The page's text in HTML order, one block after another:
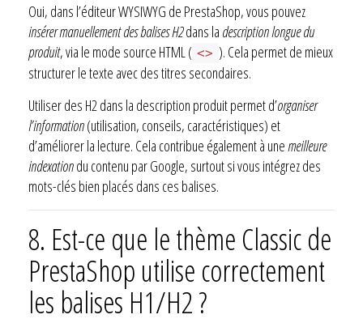
Oui, dans l’éditeur WYSIWYG de PrestaShop, vous pouvez
insérer manuellement des balises H2dans la description longue du
produit, via le mode source HTML ( <> ). Cela permet de mieux
structurer le texte avec des titres secondaires.
Utiliser des H2 dans la description produit permet d’organiser
l’information(utilisation, conseils, caractéristiques) et
d’améliorer la lecture. Cela contribue également à une meilleure
indexationdu contenu par Google, surtout si vous intégrez des
mots-clés bien placés dans ces balises.
8. Est-ce que le thème Classic de
PrestaShop utilise correctement
les balises H1/H2 ?